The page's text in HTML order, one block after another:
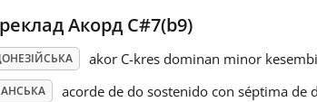
Акорд C#7(b9)
akor C-kres dominan minor
acorde de do sostenido con séptima de